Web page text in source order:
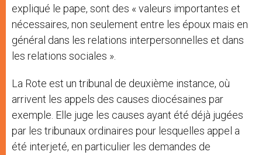
expliqué le pape, sont des « valeurs importantes et
nécessaires, non seulement entre les époux mais en
général dans les relations interpersonnelles et dans
les relations sociales ».
La Rote est un tribunal de deuxième instance, où
arrivent les appels des causes diocésaines par
exemple. Elle juge les causes ayant été déjà jugées
par les tribunaux ordinaires pour lesquelles appel a
été interjeté, en particulier les demandes de